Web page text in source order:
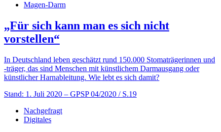
Magen-Darm
„Für sich kann man es sich nicht
vorstellen“
In Deutschland leben geschätzt rund 150.000 Stomaträgerinnen und
-träger, das sind Menschen mit künstlichem Darmausgang oder
künstlicher Harn­ableitung. Wie lebt es sich damit?
Stand: 1. Juli 2020 – GPSP 04/2020 / S.19
Nachgefragt
Digitales